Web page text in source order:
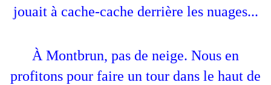
jouait à cache-cache derrière les nuages...
À Montbrun, pas de neige. Nous en
profitons pour faire un tour dans le haut de